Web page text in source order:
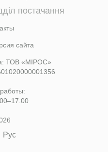
постачання
сайта
ТОВ «МІРОС»
Рус